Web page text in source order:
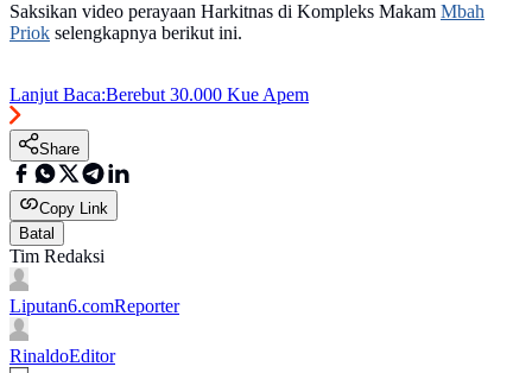
Saksikan video perayaan Harkitnas di Kompleks Makam Mbah
Priok selengkapnya berikut ini.
Lanjut Baca:Berebut 30.000 Kue Apem
Share
Copy Link
Batal
Tim Redaksi
Liputan6.comReporter
RinaldoEditor